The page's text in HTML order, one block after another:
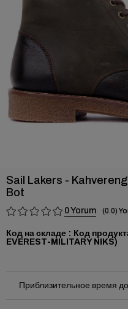
Sail Lakers -
Bot
0 0.0
Код на складе
EVEREST-MILITARY NIKS)
Приблизительное время